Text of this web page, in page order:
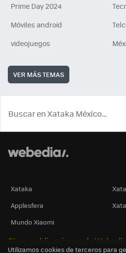
Prime Day 2024
Móviles android
videojuegos
VER MÁS TEMAS
Xataka
Applesfera
Mundo Xiaomi
Otras publicaciones de Webedia
Utilizamos cookies de terceros para